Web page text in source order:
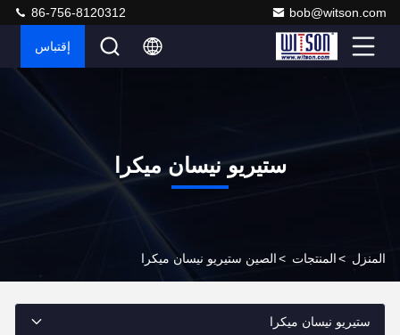
bob@witson.com
86-756-8120312
إقتباس
ستيريو نيسان ميكرا
المنزل >المنتجات >الصين ستيريو نيسان ميكرا
ستيريو نيسان ميكرا